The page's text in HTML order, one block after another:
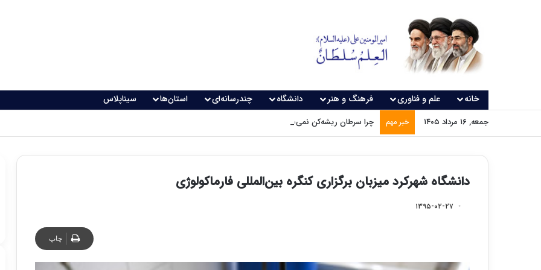
خانه علم و فناوری فرهنگ و هنر دانشگاه چندرسانه‌ای استان‌ها سیناپلاس
جمعه, ۱۶ مرداد ۱۴۰۵ خبر مهم چرا سرطان ریشه‌کن نمی‌شود؟
دانشگاه شهرکرد میزبان برگزاری کنگره بین‌المللی فارماکولوژی
۱۳۹۵-۰۲-۲۷
چاپ